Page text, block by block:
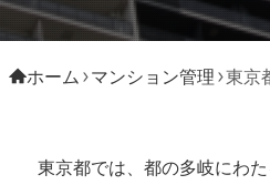
ホーム マンション管理 東京
東京都では、都の多岐にわ